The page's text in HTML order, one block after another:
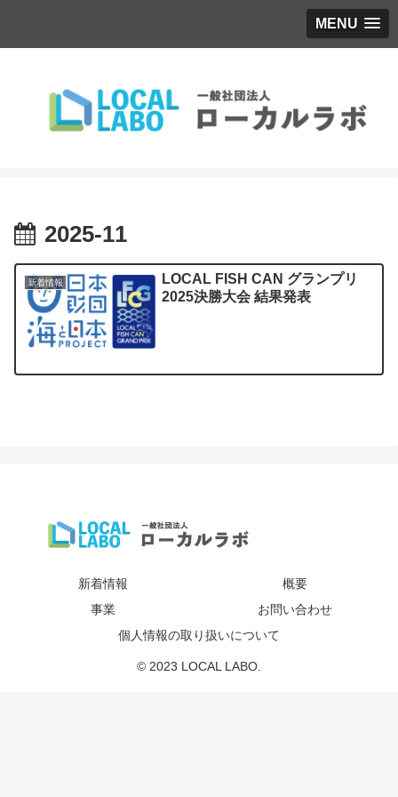
MENU
2025-11
新着情報
LOCAL FISH CAN グランプリ
2025決勝大会 結果発表
新着情報
概要
事業
お問い合わせ
個人情報の取り扱いについて
© 2023 LOCAL LABO.